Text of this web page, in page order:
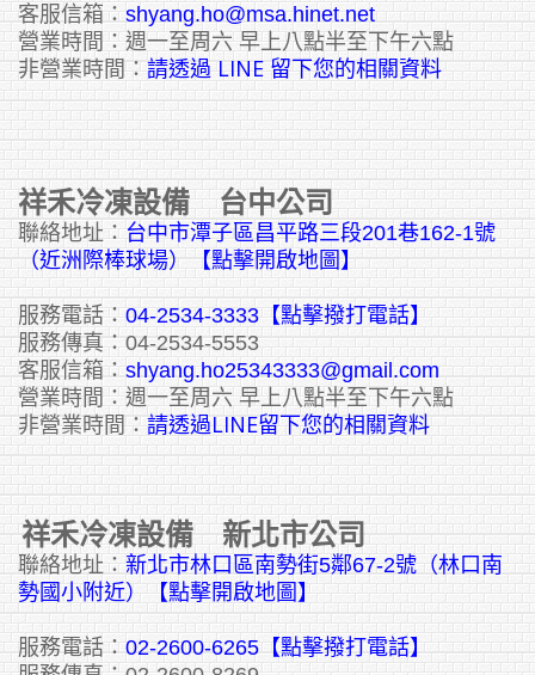
客服信箱： shyang.ho@msa.hinet.net
營業時間：週一至周六 早上八點半至下午六點
非營業時間： 請透過 LINE 留下您的相關資料
祥禾冷凍設備 台中公司
聯絡地址： 台中市潭子區昌平路三段201巷162-1號
（近洲際棒球場）【點擊開啟地圖】
服務電話： 04-2534-3333 【點擊撥打電話】
服務傳真：04-2534-5553
客服信箱： shyang.ho25343333@gmail.com
營業時間：週一至周六 早上八點半至下午六點
非營業時間： 請透過LINE留下您的相關資料
祥禾冷凍設備 新北市公司
聯絡地址： 新北市林口區南勢街5鄰67-2號（林口南
勢國小附近）【點擊開啟地圖】
服務電話： 02-2600-6265 【點擊撥打電話】